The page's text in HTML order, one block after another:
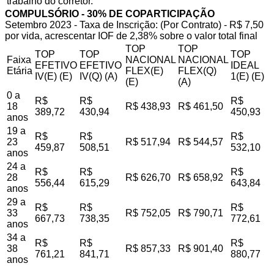
COMPULSÓRIO - 30% DE COPARTICIPAÇÃO
Setembro 2023 - Taxa de Inscrição: (Por Contrato) - R$ 7,50
por vida, acrescentar IOF de 2,38% sobre o valor total final
Faixa
Etária
TOP
EFETIVO
IV(E) (E)
TOP
EFETIVO
IV(Q) (A)
TOP
NACIONAL
FLEX(E)
(E)
TOP
NACIONAL
FLEX(Q)
(A)
TOP
IDEAL
1(E) (E)
0 a
18
anos
R$
389,72
R$
430,94
R$ 438,93 R$ 461,50
R$
450,93
19 a
23
anos
R$
459,87
R$
508,51
R$ 517,94 R$ 544,57
R$
532,10
24 a
28
anos
R$
556,44
R$
615,29
R$ 626,70 R$ 658,92
R$
643,84
29 a
33
anos
R$
667,73
R$
738,35
R$ 752,05 R$ 790,71
R$
772,61
34 a
38
anos
R$
761,21
R$
841,71
R$ 857,33 R$ 901,40
R$
880,77